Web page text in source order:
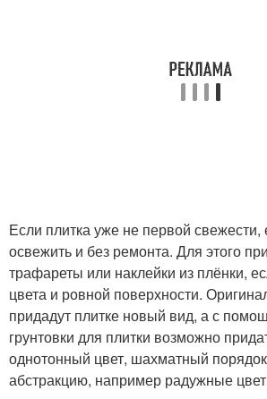
Если плитка уже не первой
освежить и без ремонта. Для этого
трафареты или наклейки из плёнки,
цвета и ровной поверхности.
придадут плитке новый вид, а с
грунтовки для плитки возможно
однотонный цвет, шахматный
абстракцию, например радужные